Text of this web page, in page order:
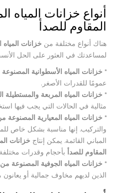
أنواع خزانات المياه
المقاوم للصدأ
هناك أنواع مختلفة من خزانات
لمساعدتك في العثور على الحل
* خزانات المياه الأسطوانية
عمومًا للقدرات الأصغر.
* خزانات المياه المربعة والمستطيلة
مثالية في الحالات التي يجب فيها
* خزانات المياه المعيارية المصنوعة
والتركيب. إنها مناسبة بشكل خاص
المباني القائمة. يمكن إنتاج خزانات
المقاوم للصدأ بأحجام وقدرات
* خزانات المياه الجوفية المصنوعة من
الذين لديهم مخاوف جمالية أو